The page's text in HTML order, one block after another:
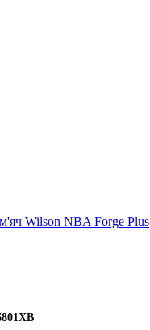
Wilson NBA Forge Plus